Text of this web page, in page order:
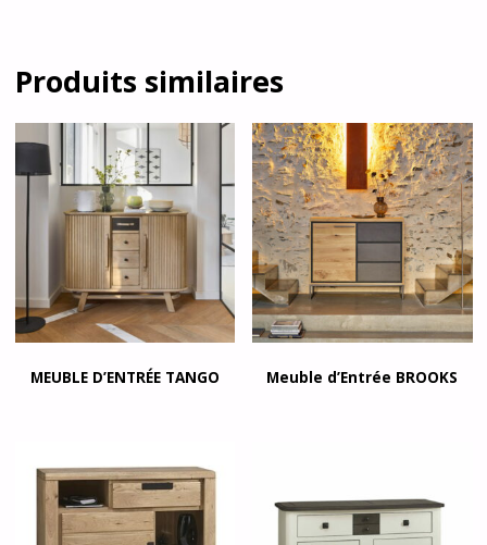
Produits similaires
MEUBLE D’ENTRÉE TANGO Meuble d’Entrée BROOKS